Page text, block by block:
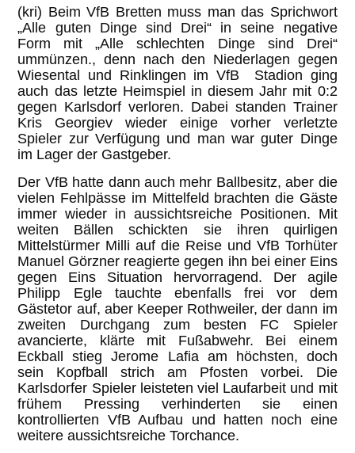
(kri) Beim VfB Bretten muss man das Sprichwort
„Alle guten Dinge sind Drei“ in seine negative
Form mit „Alle schlechten Dinge sind Drei“
ummünzen., denn nach den Niederlagen gegen
Wiesental und Rinklingen im VfB Stadion ging
auch das letzte Heimspiel in diesem Jahr mit 0:2
gegen Karlsdorf verloren. Dabei standen Trainer
Kris Georgiev wieder einige vorher verletzte
Spieler zur Verfügung und man war guter Dinge
im Lager der Gastgeber.
Der VfB hatte dann auch mehr Ballbesitz, aber die
vielen Fehlpässe im Mittelfeld brachten die Gäste
immer wieder in aussichtsreiche Positionen. Mit
weiten Bällen schickten sie ihren quirligen
Mittelstürmer Milli auf die Reise und VfB Torhüter
Manuel Görzner reagierte gegen ihn bei einer Eins
gegen Eins Situation hervorragend. Der agile
Philipp Egle tauchte ebenfalls frei vor dem
Gästetor auf, aber Keeper Rothweiler, der dann im
zweiten Durchgang zum besten FC Spieler
avancierte, klärte mit Fußabwehr. Bei einem
Eckball stieg Jerome Lafia am höchsten, doch
sein Kopfball strich am Pfosten vorbei. Die
Karlsdorfer Spieler leisteten viel Laufarbeit und mit
frühem Pressing verhinderten sie einen
kontrollierten VfB Aufbau und hatten noch eine
weitere aussichtsreiche Torchance.